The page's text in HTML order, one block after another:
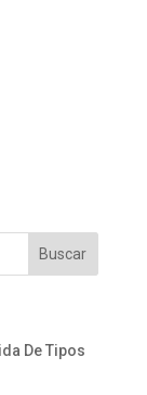
De Tipos